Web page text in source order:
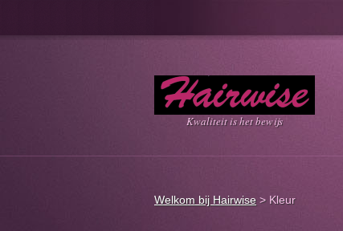
Kwaliteit is het bewijs
Welkom bij Hairwise > Kleur